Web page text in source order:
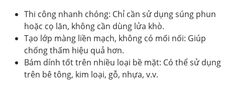
Thi công nhanh chóng: Chỉ cần sử dụng súng phun
hoặc cọ lăn, không cần dùng lửa khò.
Tạo lớp màng liền mạch, không có mối nối: Giúp
chống thấm hiệu quả hơn.
Bám dính tốt trên nhiều loại bề mặt: Có thể sử dụng
trên bê tông, kim loại, gỗ, nhựa, v.v.